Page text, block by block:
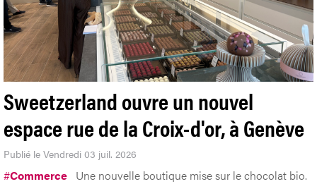
Sweetzerland ouvre un nouvel
espace rue de la Croix-d'or, à Genève
Publié le Vendredi 03 juil. 2026
#Commerce Une nouvelle boutique mise sur le chocolat bio.